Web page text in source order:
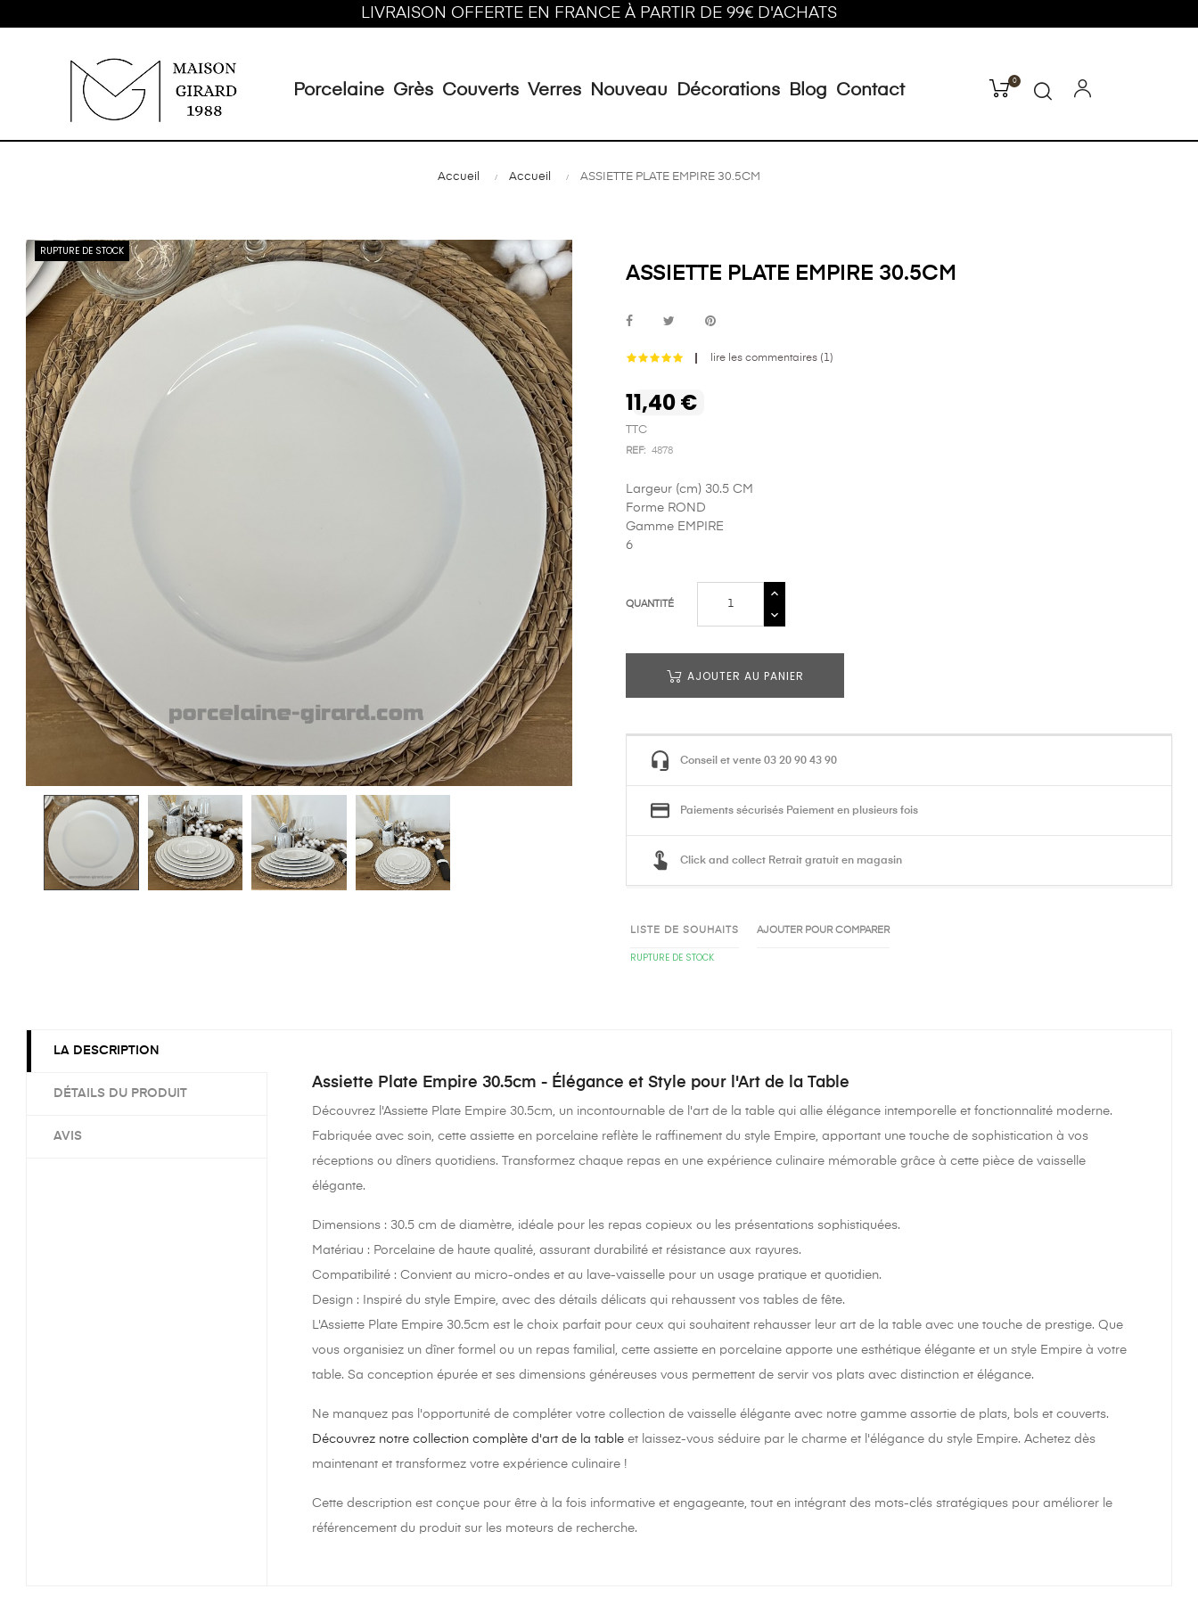
LIVRAISON OFFERTE EN FRANCE À PARTIR DE 99€ D'ACHATS
Porcelaine Grès Couverts Verres Nouveau Décorations Blog Contact
0
Accueil Accueil ASSIETTE PLATE EMPIRE 30.5CM
RUPTURE DE STOCK
ASSIETTE PLATE EMPIRE 30.5CM
lire les commentaires (1)
11,40 €
TTC
REF: 4878
Largeur (cm) 30.5 CM
Forme ROND
Gamme EMPIRE
6
QUANTITÉ
AJOUTER AU PANIER
Conseil et vente 03 20 90 43 90
Paiements sécurisés Paiement en plusieurs fois
Click and collect Retrait gratuit en magasin
LISTE DE SOUHAITS AJOUTER POUR COMPARER
RUPTURE DE STOCK
LA DESCRIPTION
DÉTAILS DU PRODUIT
AVIS
Assiette Plate Empire 30.5cm - Élégance et Style pour l'Art de la Table
Découvrez l'Assiette Plate Empire 30.5cm, un incontournable de l'art de la table qui allie élégance intemporelle et fonctionnalité moderne.
Fabriquée avec soin, cette assiette en porcelaine reflète le raffinement du style Empire, apportant une touche de sophistication à vos
réceptions ou dîners quotidiens. Transformez chaque repas en une expérience culinaire mémorable grâce à cette pièce de vaisselle
élégante.
Dimensions : 30.5 cm de diamètre, idéale pour les repas copieux ou les présentations sophistiquées.
Matériau : Porcelaine de haute qualité, assurant durabilité et résistance aux rayures.
Compatibilité : Convient au micro-ondes et au lave-vaisselle pour un usage pratique et quotidien.
Design : Inspiré du style Empire, avec des détails délicats qui rehaussent vos tables de fête.
L'Assiette Plate Empire 30.5cm est le choix parfait pour ceux qui souhaitent rehausser leur art de la table avec une touche de prestige. Que
vous organisiez un dîner formel ou un repas familial, cette assiette en porcelaine apporte une esthétique élégante et un style Empire à votre
table. Sa conception épurée et ses dimensions généreuses vous permettent de servir vos plats avec distinction et élégance.
Ne manquez pas l'opportunité de compléter votre collection de vaisselle élégante avec notre gamme assortie de plats, bols et couverts.
Découvrez notre collection complète d'art de la table et laissez-vous séduire par le charme et l'élégance du style Empire. Achetez dès
maintenant et transformez votre expérience culinaire !
Cette description est conçue pour être à la fois informative et engageante, tout en intégrant des mots-clés stratégiques pour améliorer le
référencement du produit sur les moteurs de recherche.